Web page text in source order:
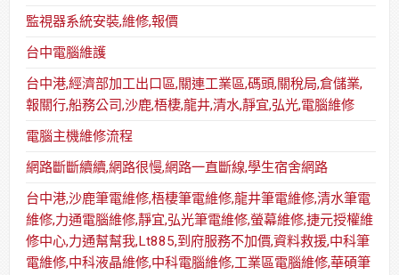
監視器系統安裝,維修,報價
台中電腦維護
台中港,經濟部加工出口區,關連工業區,碼頭,關稅局,倉儲業,
報關行,船務公司,沙鹿,梧棲,龍井,清水,靜宜,弘光,電腦維修
電腦主機維修流程
網路斷斷續續,網路很慢,網路一直斷線,學生宿舍網路
台中港,沙鹿筆電維修,梧棲筆電維修,龍井筆電維修,清水筆電
維修,力通電腦維修,靜宜,弘光筆電維修,螢幕維修,捷元授權維
修中心,力通幫幫我,Lt885,到府服務不加價,資料救援,中科筆
電維修,中科液晶維修,中科電腦維修,工業區電腦維修,華碩筆